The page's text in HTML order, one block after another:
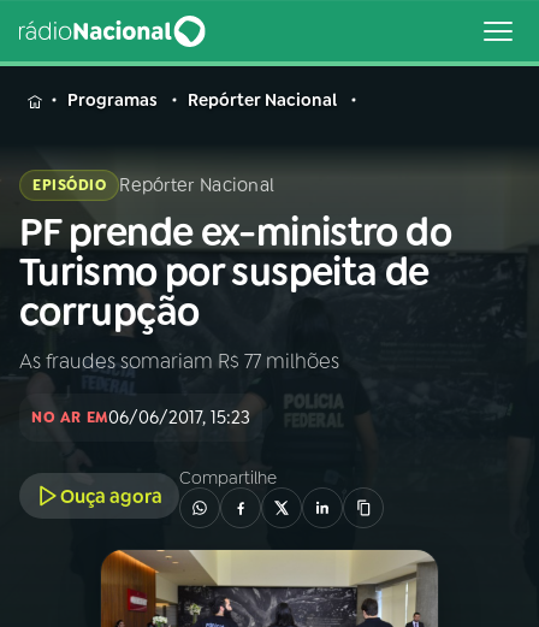
MENU
Buscar
na
Rádio
Nacional
Buscar
AO VIVO
02A RÁDIO
PROGRAMAÇÃO
Programas Repórter Nacional
EPISÓDIO Repórter Nacional
PF prende ex-ministro do
Turismo por suspeita de
corrupção
As fraudes somariam R$ 77 milhões
NO AR EM06/06/2017, 15:23
Ouça agora
Compartilhe